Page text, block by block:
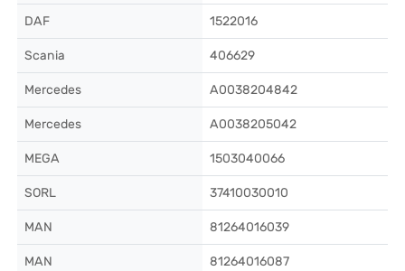
DAF 1522016
Scania 406629
Mercedes A0038204842
Mercedes A0038205042
MEGA 1503040066
SORL 37410030010
MAN 81264016039
MAN 81264016087